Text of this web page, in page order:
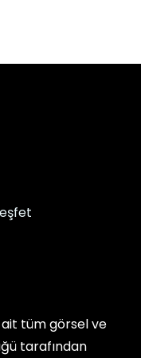
tüm görsel ve
tarafından